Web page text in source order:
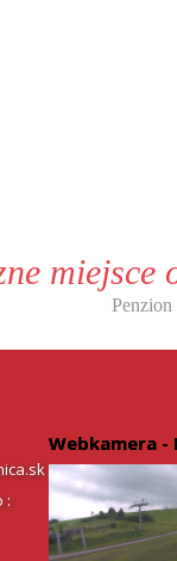
:
Webkamera -